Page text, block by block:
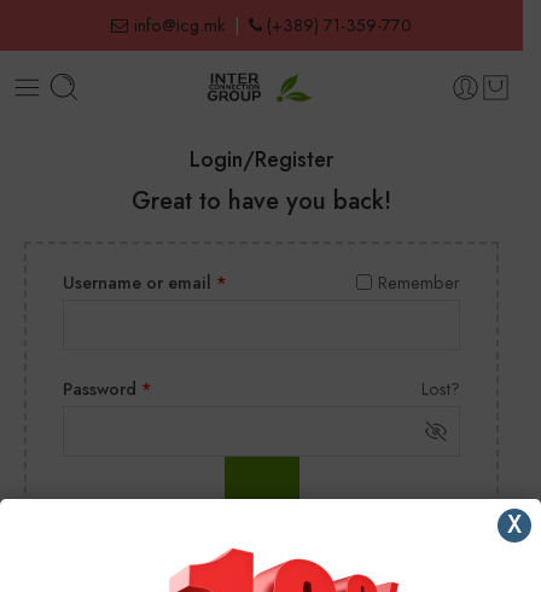
info@icg.mk | (+389) 71-359-770
Login/Register
Great to have you back!
Username or email * Remember
Password * Lost?
SIGN IN TO YOUR ACCOUNT
X